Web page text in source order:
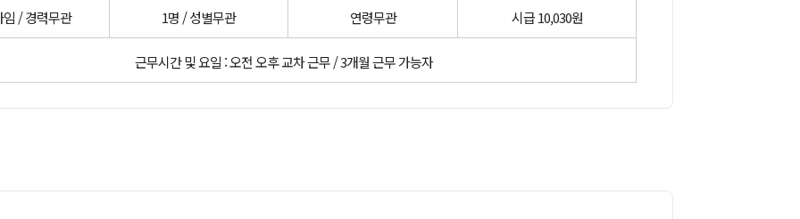
/ 경력무관 1명 / 성별무관 연령무관 시급 10,030원
근무시간 및 요일 : 오전 오후 교차 근무 / 3개월 근무 가능자